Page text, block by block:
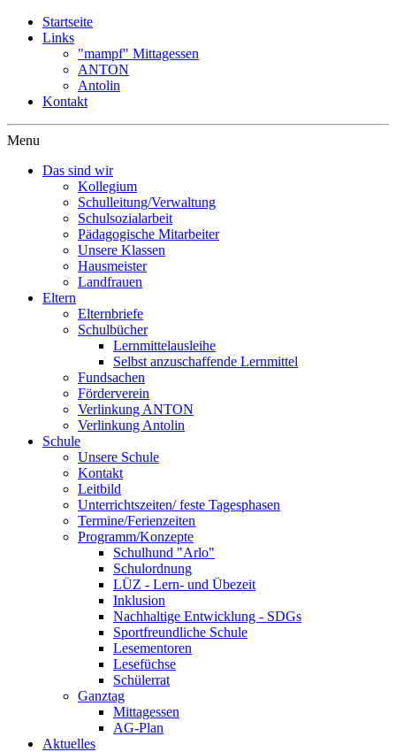
Startseite
Links
"mampf" Mittagessen
ANTON
Antolin
Kontakt
Menu
Das sind wir
Kollegium
Schulleitung/Verwaltung
Schulsozialarbeit
Pädagogische Mitarbeiter
Unsere Klassen
Hausmeister
Landfrauen
Eltern
Elternbriefe
Schulbücher
Lernmittelausleihe
Selbst anzuschaffende Lernmittel
Fundsachen
Förderverein
Verlinkung ANTON
Verlinkung Antolin
Schule
Unsere Schule
Kontakt
Leitbild
Unterrichtszeiten/ feste Tagesphasen
Termine/Ferienzeiten
Programm/Konzepte
Schulhund "Arlo"
Schulordnung
LÜZ - Lern- und Übezeit
Inklusion
Nachhaltige Entwicklung - SDGs
Sportfreundliche Schule
Lesementoren
Lesefüchse
Schülerrat
Ganztag
Mittagessen
AG-Plan
Aktuelles